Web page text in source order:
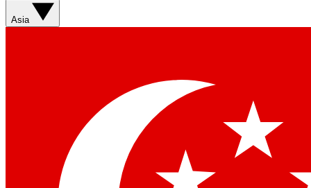
Asia